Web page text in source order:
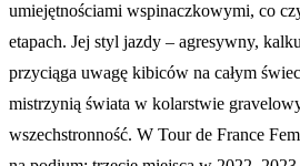
umiejętnościami wspinaczkowymi, co
etapach. Jej styl jazdy – agresywny,
przyciąga uwagę kibiców na całym
mistrzynią świata w kolarstwie
wszechstronność. W Tour de France